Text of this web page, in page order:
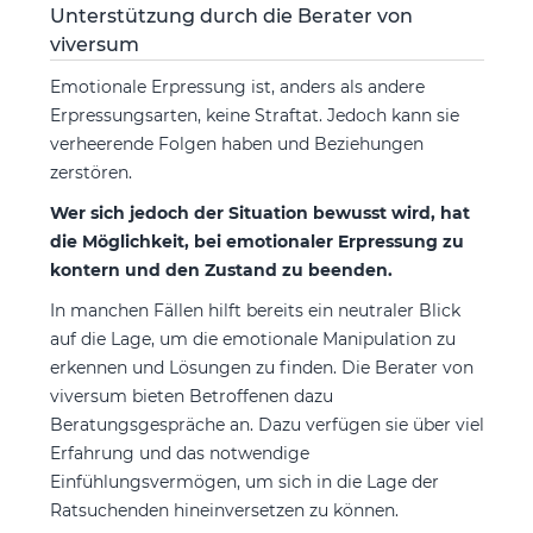
Unterstützung durch die Berater von
viversum
Emotionale Erpressung ist, anders als andere
Erpressungsarten, keine Straftat. Jedoch kann sie
verheerende Folgen haben und Beziehungen
zerstören.
Wer sich jedoch der Situation bewusst wird, hat
die Möglichkeit, bei emotionaler Erpressung zu
kontern und den Zustand zu beenden.
In manchen Fällen hilft bereits ein neutraler Blick
auf die Lage, um die emotionale Manipulation zu
erkennen und Lösungen zu finden. Die Berater von
viversum bieten Betroffenen dazu
Beratungsgespräche an. Dazu verfügen sie über viel
Erfahrung und das notwendige
Einfühlungsvermögen, um sich in die Lage der
Ratsuchenden hineinversetzen zu können.